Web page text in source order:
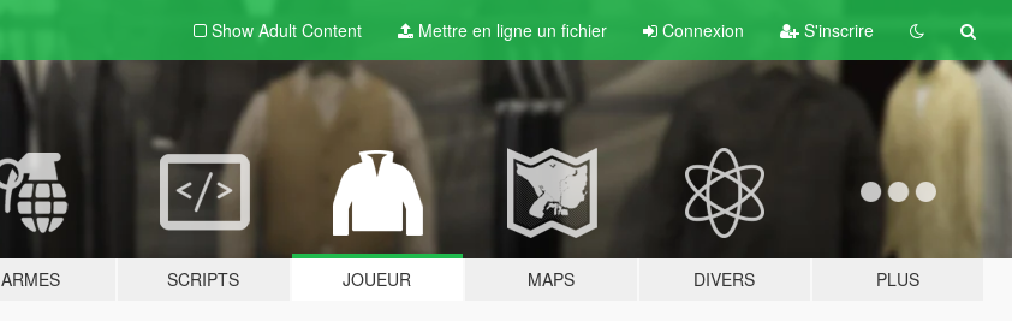
Show Adult Content Mettre en ligne un fichier Connexion S'inscrire
ARMES SCRIPTS JOUEUR MAPS DIVERS PLUS